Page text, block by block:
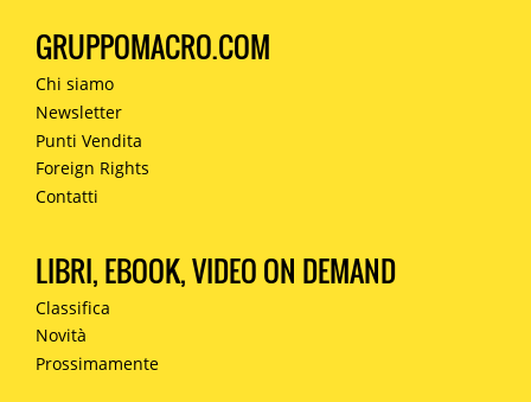
GRUPPOMACRO.COM
Chi siamo
Newsletter
Punti Vendita
Foreign Rights
Contatti
LIBRI, EBOOK, VIDEO ON DEMAND
Classifica
Novità
Prossimamente